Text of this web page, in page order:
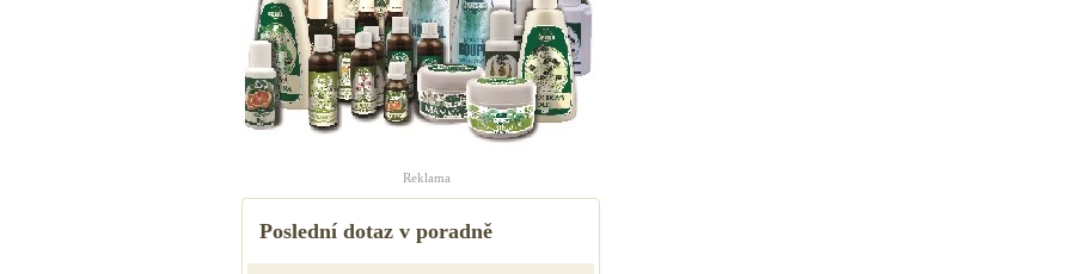
Reklama
Poslední dotaz v poradně